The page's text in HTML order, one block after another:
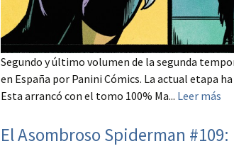
Segundo y último volumen de la segunda
en España por Panini Cómics. La actual etapa
Esta arrancó con el tomo 100% Ma... Leer más
El Asombroso Spiderman